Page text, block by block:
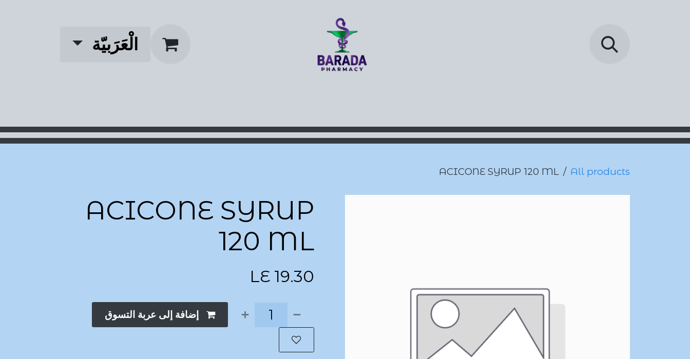
الْعَرَبيّة
All products
ACICONE SYRUP 120 ML
ACICONE SYRUP
120 ML
19.30